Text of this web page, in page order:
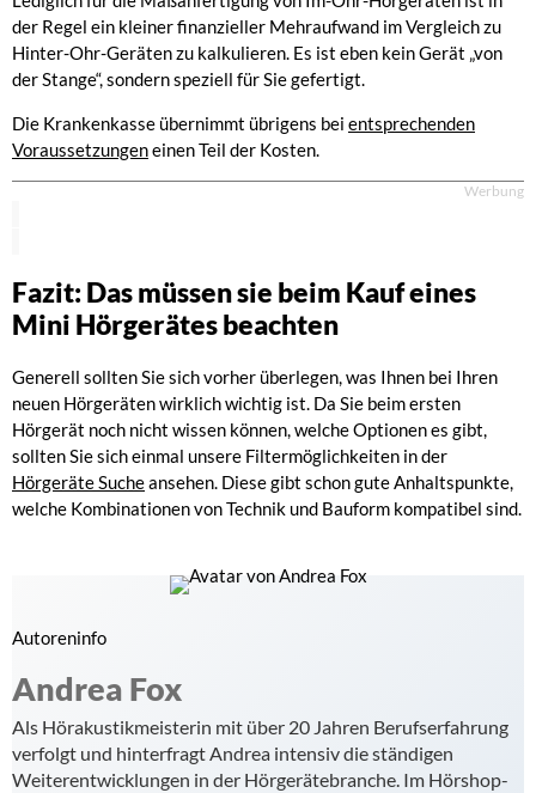
der Regel ein kleiner finanzieller Mehraufwand im Vergleich zu
Hinter-Ohr-Geräten zu kalkulieren. Es ist eben kein Gerät „von
der Stange“, sondern speziell für Sie gefertigt.
Die Krankenkasse übernimmt übrigens bei entsprechenden
Voraussetzungeneinen Teil der Kosten.
Werbung
Fazit: Das müssen sie beim Kauf eines
Mini Hörgerätes beachten
Generell sollten Sie sich vorher überlegen, was Ihnen bei Ihren
neuen Hörgeräten wirklich wichtig ist. Da Sie beim ersten
Hörgerät noch nicht wissen können, welche Optionen es gibt,
sollten Sie sich einmal unsere Filtermöglichkeiten in der
Hörgeräte Sucheansehen. Diese gibt schon gute Anhaltspunkte,
welche Kombinationen von Technik und Bauform kompatibel sind.
Autoreninfo
Andrea Fox
Als Hörakustikmeisterin mit über 20 Jahren Berufserfahrung
verfolgt und hinterfragt Andrea intensiv die ständigen
Weiterentwicklungen in der Hörgerätebranche. Im Hörshop-